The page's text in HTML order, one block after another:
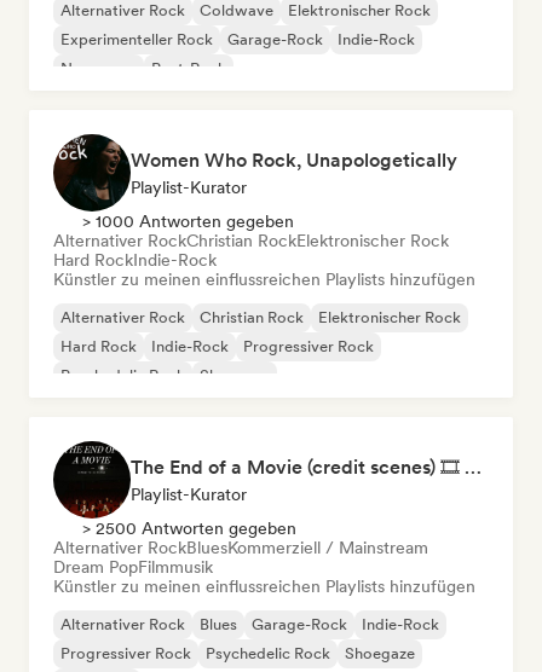
Alternativer Rock Coldwave
Elektronischer Rock
Experimenteller Rock
Garage-Rock
Indie-Rock
New wave
Post-Rock
Women Who Rock, Unapologetically
Playlist-Kurator
> 1000 Antworten gegeben
Alternativer RockChristian RockElektronischer Rock
Hard RockIndie-Rock
Künstler zu meinen einflussreichen Playlists hinzufügen
Alternativer Rock Christian Rock
Elektronischer Rock
Hard Rock
Indie-Rock
Progressiver Rock
Psychedelic Rock
Shoegaze
The End of a Movie (credit scenes) 🎞️ Cinematic Dream Pop & Bedroom Indie
Playlist-Kurator
> 2500 Antworten gegeben
Alternativer RockBluesKommerziell / Mainstream
Dream PopFilmmusik
Künstler zu meinen einflussreichen Playlists hinzufügen
Alternativer Rock Blues Garage-Rock
Indie-Rock
Progressiver Rock
Psychedelic Rock
Shoegaze